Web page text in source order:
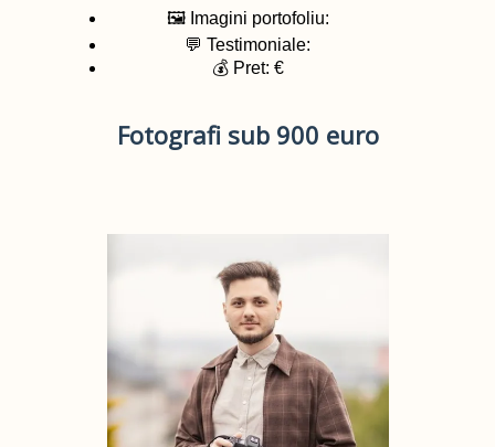
🖼️ Imagini portofoliu:
💬 Testimoniale:
💰 Pret: €
Fotografi sub 900 euro